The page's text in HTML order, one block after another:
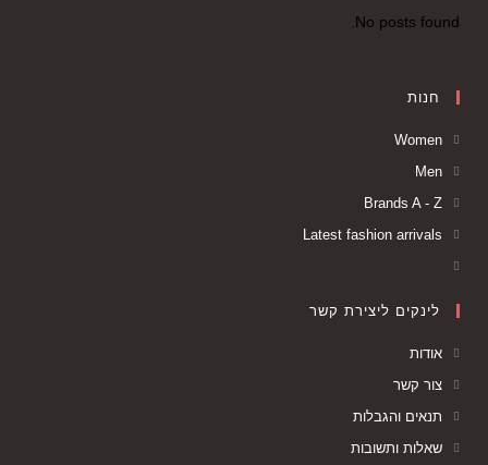
No posts found.
חנות
Women
Men
Brands A - Z
Latest fashion arrivals
לינקים ליצירת קשר
אודות
צור קשר
תנאים והגבלות
שאלות ותשובות